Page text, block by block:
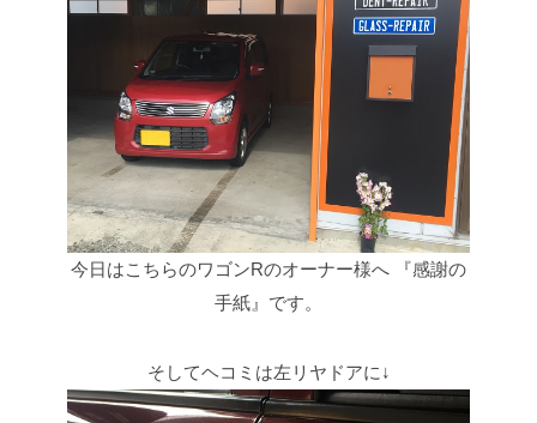
今日はこちらのワゴンRのオーナー様へ 『感謝の
手紙』です。
そしてヘコミは左リヤドアに↓